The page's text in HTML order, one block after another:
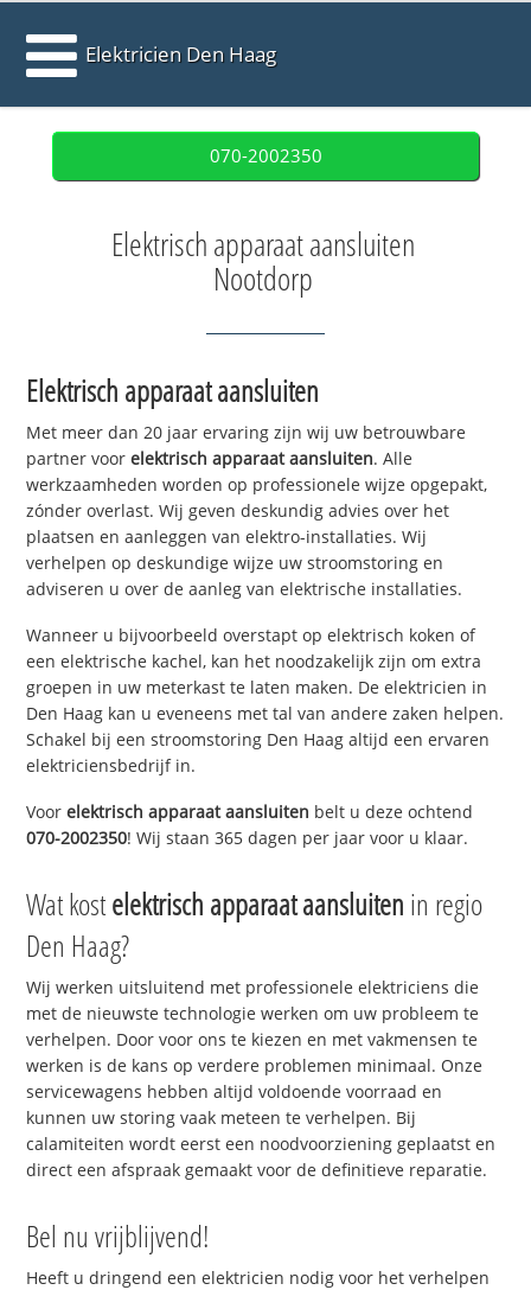
Elektricien Den Haag
070-2002350
Elektrisch apparaat aansluiten
Nootdorp
Elektrisch apparaat aansluiten
Met meer dan 20 jaar ervaring zijn wij uw betrouwbare
partner voorelektrisch apparaat aansluiten. Alle
werkzaamheden worden op professionele wijze opgepakt,
zónder overlast. Wij geven deskundig advies over het
plaatsen en aanleggen van elektro-installaties. Wij
verhelpen op deskundige wijze uw stroomstoring en
adviseren u over de aanleg van elektrische installaties.
Wanneer u bijvoorbeeld overstapt op elektrisch koken of
een elektrische kachel, kan het noodzakelijk zijn om extra
groepen in uw meterkast te laten maken. De elektricien in
Den Haag kan u eveneens met tal van andere zaken helpen.
Schakel bij een stroomstoring Den Haag altijd een ervaren
elektriciensbedrijf in.
Voorelektrisch apparaat aansluiten belt u deze ochtend
070-2002350! Wij staan 365 dagen per jaar voor u klaar.
Wat kostelektrisch apparaat aansluiten in regio
Den Haag?
Wij werken uitsluitend met professionele elektriciens die
met de nieuwste technologie werken om uw probleem te
verhelpen. Door voor ons te kiezen en met vakmensen te
werken is de kans op verdere problemen minimaal. Onze
servicewagens hebben altijd voldoende voorraad en
kunnen uw storing vaak meteen te verhelpen. Bij
calamiteiten wordt eerst een noodvoorziening geplaatst en
direct een afspraak gemaakt voor de definitieve reparatie.
Bel nu vrijblijvend!
Heeft u dringend een elektricien nodig voor het verhelpen